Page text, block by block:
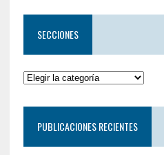
SECCIONES
PUBLICACIONES RECIENTES